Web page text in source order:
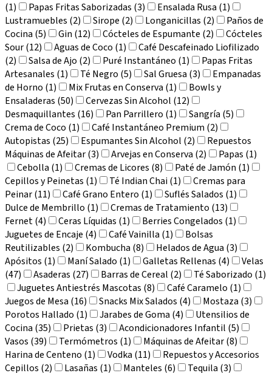
(1)
Papas Fritas Saborizadas (3)
Ensalada Rusa (1)
Lustramuebles (2)
Sirope (2) Longanicillas (2)
Paños de
Cocina (5)
Gin (12) Cócteles de Espumante (2)
Cócteles
Sour (12)
Aguas de Coco (1)
Café Descafeinado Liofilizado
(2)
Salsa de Ajo (2) Puré Instantáneo (1)
Papas Fritas
Artesanales (1)
Té Negro (5) Sal Gruesa (3)
Empanadas
de Horno (1)
Mix Frutas en Conserva (1)
Bowls y
Ensaladeras (50)
Cervezas Sin Alcohol (12)
Desmaquillantes (16)
Pan Parrillero (1)
Sangría (5)
Crema de Coco (1)
Café Instantáneo Premium (2)
Autopistas (25)
Espumantes Sin Alcohol (2)
Repuestos
Máquinas de Afeitar (3)
Arvejas en Conserva (2)
Papas (1)
Cebolla (1)
Cremas de Licores (8)
Paté de Jamón (1)
Cepillos y Peinetas (1)
Té Indian Chai (1)
Cremas para
Peinar (11)
Café Grano Entero (1)
Suflés Salados (1)
Dulce de Membrillo (1)
Cremas de Tratamiento (13)
Fernet (4)
Ceras Líquidas (1)
Berries Congelados (1)
Juguetes de Encaje (4)
Café Vainilla (1)
Bolsas
Reutilizables (2)
Kombucha (8)
Helados de Agua (3)
Apósitos (1)
Maní Salado (1) Galletas Rellenas (4)
Velas
(47)
Asaderas (27) Barras de Cereal (2)
Té Saborizado (1)
Juguetes Antiestrés Mascotas (8)
Café Caramelo (1)
Juegos de Mesa (16)
Snacks Mix Salados (4)
Mostaza (3)
Porotos Hallado (1)
Jarabes de Goma (4)
Utensilios de
Cocina (35)
Prietas (3)
Acondicionadores Infantil (5)
Vasos (39)
Termómetros (1)
Máquinas de Afeitar (8)
Harina de Centeno (1)
Vodka (11)
Repuestos y Accesorios
Cepillos (2)
Lasañas (1) Manteles (6)
Tequila (3)